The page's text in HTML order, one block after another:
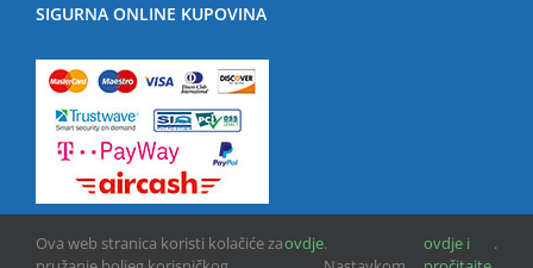
SIGURNA ONLINE KUPOVINA
Ova web stranica koristi kolačiće zaovdje.
ovdje i
.